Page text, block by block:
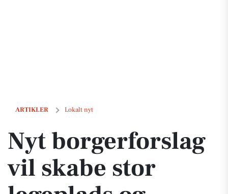
ARTIKLER Lokalt nyt
Nyt borgerforslag vil skabe stor legeplads og aktivitetsområde i
Nyt borgerforslag
vil skabe stor